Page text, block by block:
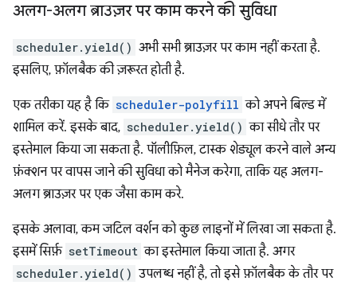
अलग-अलग ब्राउज़र पर काम करने की सुविधा
scheduler.yield() अभी सभी ब्राउज़र पर काम नहीं करता है.
इसलिए, फ़ॉलबैक की ज़रूरत होती है.
एक तरीका यह है कि scheduler-polyfill को अपने बिल्ड में
शामिल करें. इसके बाद, scheduler.yield() का सीधे तौर पर
इस्तेमाल किया जा सकता है. पॉलीफ़िल, टास्क शेड्यूल करने वाले अन्य
फ़ंक्शन पर वापस जाने की सुविधा को मैनेज करेगा, ताकि यह अलग-
अलग ब्राउज़र पर एक जैसा काम करे.
इसके अलावा, कम जटिल वर्शन को कुछ लाइनों में लिखा जा सकता है.
इसमें सिर्फ़ setTimeout का इस्तेमाल किया जाता है. अगर
scheduler.yield() उपलब्ध नहीं है, तो इसे फ़ॉलबैक के तौर पर